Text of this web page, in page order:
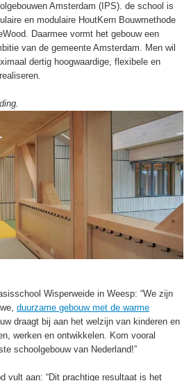
Amsterdam (IPS). de school is
en modulaire HoutKern Bouwmethode
Daarmee vormt het gebouw een
van de gemeente Amsterdam. Men wil
dertig hoogwaardige, flexibele en
Wisperweide in Weesp: “We zijn
duurzame gebouw met de warme
draagt bij aan het welzijn van kinderen en
werken en ontwikkelen. Kom vooral
schoolgebouw van Nederland!”
vult aan: “Dit prachtige resultaat is het